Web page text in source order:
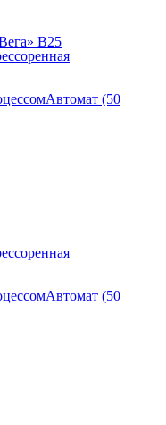
В25
Автомат (50
Автомат (50